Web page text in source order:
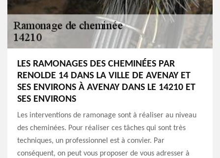
LES RAMONAGES DES CHEMINÉES PAR
RENOLDE 14 DANS LA VILLE DE AVENAY ET
SES ENVIRONS À AVENAY DANS LE 14210 ET
SES ENVIRONS
Les interventions de ramonage sont à réaliser au niveau
des cheminées. Pour réaliser ces tâches qui sont très
techniques, un professionnel est à convier. Par
conséquent, on peut vous proposer de vous adresser à